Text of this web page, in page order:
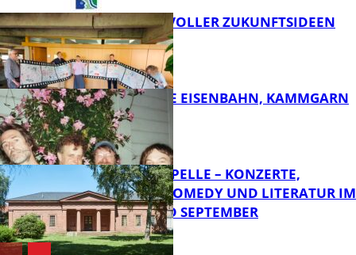
FB Kultur
FB Kultur
FILMROLLE VOLLER ZUKUNFTSIDEEN
FB Kultur
DIE HÖCHSTE EISENBAHN, KAMMGARN
FRIEDENSKAPELLE – KONZERTE,
KABARETT, COMEDY UND LITERATUR IM
AUGUST UND SEPTEMBER